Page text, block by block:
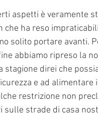
aspetti è veramente
che ha reso
solito portare avanti.
abbiamo ripreso la
stagione direi che
e ad
restrizione non
sulle strade di casa